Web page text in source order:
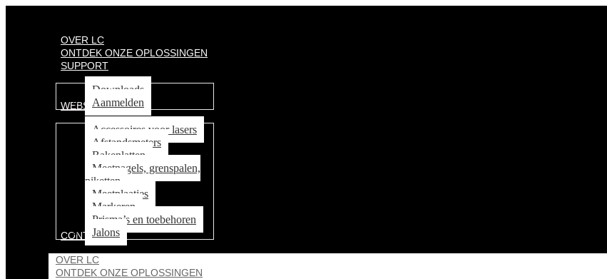
OVER LC
ONTDEK ONZE OPLOSSINGEN
SUPPORT
Downloads
Aanmelden
WEBSHOP
Accessoires voor lasers
Afstandsmeters
Bakenlatten
Meetnagels, grenspalen,
piketten
Meetplaatjes
Markeren
Prisma’s en toebehoren
Jalons
CONTACT
OVER LC
ONTDEK ONZE OPLOSSINGEN